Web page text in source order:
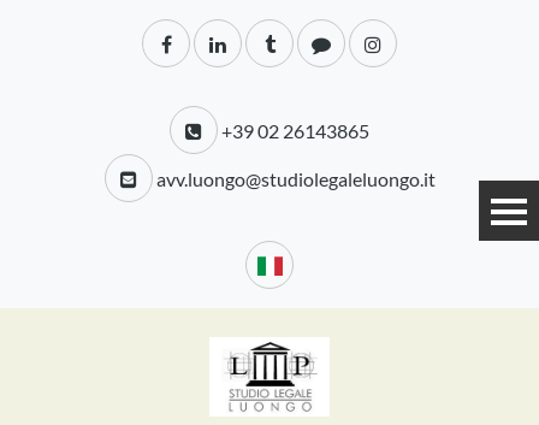
+39 02 26143865
avv.luongo@studiolegaleluongo.it